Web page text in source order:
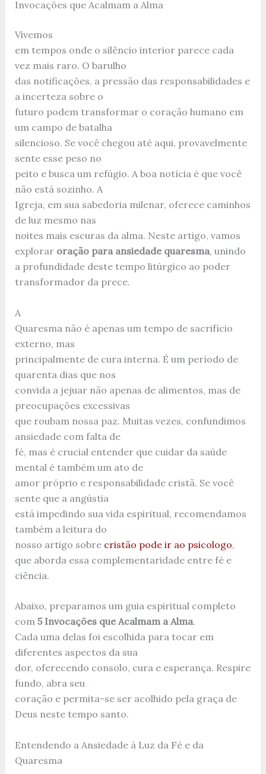
Invocações que Acalmam a Alma
Vivemos
em tempos onde o silêncio interior parece cada
vez mais raro. O barulho
das notificações, a pressão das responsabilidades e
a incerteza sobre o
futuro podem transformar o coração humano em
um campo de batalha
silencioso. Se você chegou até aqui, provavelmente
sente esse peso no
peito e busca um refúgio. A boa notícia é que você
não está sozinho. A
Igreja, em sua sabedoria milenar, oferece caminhos
de luz mesmo nas
noites mais escuras da alma. Neste artigo, vamos
explorar oração para ansiedade quaresma, unindo
a profundidade deste tempo litúrgico ao poder
transformador da prece.
A
Quaresma não é apenas um tempo de sacrifício
externo, mas
principalmente de cura interna. É um período de
quarenta dias que nos
convida a jejuar não apenas de alimentos, mas de
preocupações excessivas
que roubam nossa paz. Muitas vezes, confundimos
ansiedade com falta de
fé, mas é crucial entender que cuidar da saúde
mental é também um ato de
amor próprio e responsabilidade cristã. Se você
sente que a angústia
está impedindo sua vida espiritual, recomendamos
também a leitura do
nosso artigo sobre cristão pode ir ao psicologo,
que aborda essa complementaridade entre fé e
ciência.
Abaixo, preparamos um guia espiritual completo
com 5 Invocações que Acalmam a Alma.
Cada uma delas foi escolhida para tocar em
diferentes aspectos da sua
dor, oferecendo consolo, cura e esperança. Respire
fundo, abra seu
coração e permita-se ser acolhido pela graça de
Deus neste tempo santo.
Entendendo a Ansiedade à Luz da Fé e da
Quaresma